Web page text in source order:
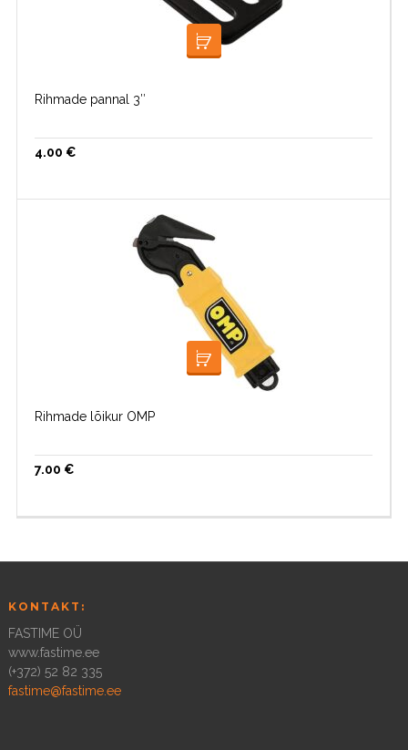
LISA KORVI
Rihmade pannal 3″
4.00 €
LOE EDASI
Rihmade lõikur OMP
7.00 €
KONTAKT:
FASTIME OÜ
www.fastime.ee
(+372) 52 82 335
fastime@fastime.ee